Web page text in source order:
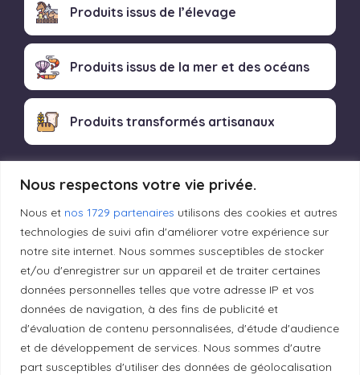
Nous respectons votre vie privée.
Nous et nos 1729 partenaires utilisons des cookies et autres
technologies de suivi afin d'améliorer votre expérience sur
notre site internet. Nous sommes susceptibles de stocker
et/ou d'enregistrer sur un appareil et de traiter certaines
données personnelles telles que votre adresse IP et vos
données de navigation, à des fins de publicité et
d'évaluation de contenu personnalisées, d'étude d'audience
et de développement de services. Nous sommes d'autre
part susceptibles d'utiliser des données de géolocalisation
Produits issus de l’élevage
Produits issus de la mer et des océans
Produits transformés artisanaux
Liens utiles
Mentions légales
Politique de confidentialité
Principes de publication